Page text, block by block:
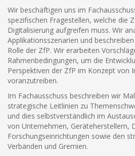
Wir beschäftigen uns im
spezifischen Fragestellen, welche die
Digitalisierung aufgreifen muss. Wir
Applikationsszenarien und
Rolle der ZfP. Wir erarbeiten
Rahmenbedingungen, um die
Perspektiven der ZfP im Konzept von
voranzutreiben.
Im Fachausschuss beschreiben wir
strategische Leitlinien zu
und dies selbstverständlich im
von Unternehmen, Geräteherstellern,
Forschungseinrichtungen sowie den
Verbänden und Gremien.